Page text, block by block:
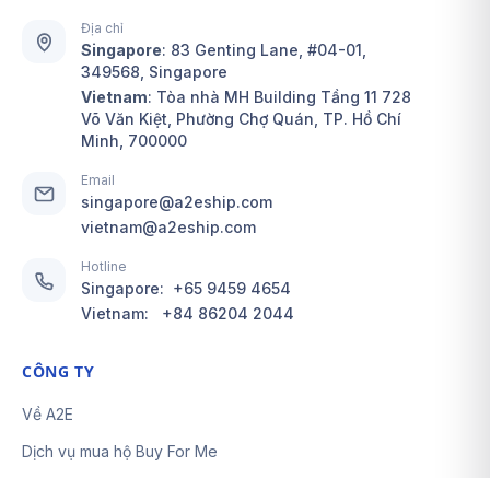
Địa chỉ
Singapore: 83 Genting Lane, #04-01,
349568, Singapore
Vietnam: Tòa nhà MH Building Tầng 11 728
Võ Văn Kiệt, Phường Chợ Quán, TP. Hồ Chí
Minh, 700000
Email
singapore@a2eship.com
vietnam@a2eship.com
Hotline
Singapore: +65 9459 4654
Vietnam: +84 86204 2044
CÔNG TY
Về A2E
Dịch vụ mua hộ Buy For Me